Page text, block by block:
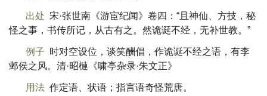
出处 宋·张世南《游宦纪闻》卷四：“且神仙、方技，秘
怪之事，书传所记，从古有之。然诡诞不经，无补世教。”
例子 时对空设位，谈笑酬倡，作诡诞不经之语，有李
邺侯之风。清·昭槤《啸亭杂录·朱文正》
用法 作定语、状语；指言语奇怪荒唐。